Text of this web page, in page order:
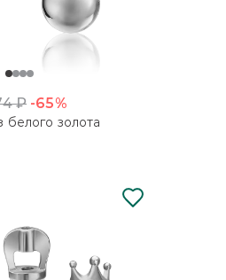
₽ -65%
белого золота